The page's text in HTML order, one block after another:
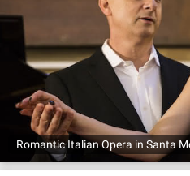
Romantic Italian Opera in Santa